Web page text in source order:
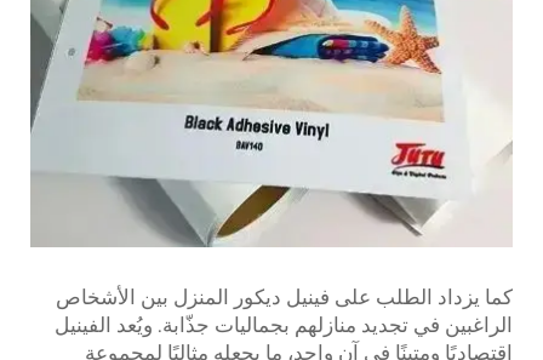
كما يزداد الطلب على فينيل ديكور المنزل بين الأشخاص
الراغبين في تجديد منازلهم بجماليات جذّابة. ويُعد الفينيل
اقتصاديًا ومتينًا في آنٍ واحد، ما يجعله مثاليًا لمجموعة